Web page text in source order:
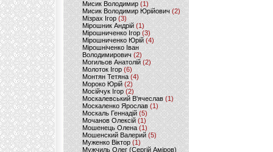
Мисик Володимир (1)
Мисик Володимир Юрійович(2)
Мізрах Ігор(3)
Мірошник Андрій(1)
Мірошниченко Ігор (3)
Мірошниченко Юрій(4)
Мірошніченко Іван
Володимирович (2)
Могильов Анатолій (2)
Молоток Ігор (6)
Монтян Тетяна (4)
Мороко Юрій(2)
Мосійчук Ігор (2)
Москалевський В'ячеслав (1)
Москаленко Ярослав (1)
Москаль Геннадій (5)
Мочанов Олексій(1)
Мошенець Олена(1)
Мошенский Валерий (5)
Муженко Віктор (1)
Мужчиль Олег (Сергій Аміров)